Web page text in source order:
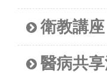
衛教講座
醫病共